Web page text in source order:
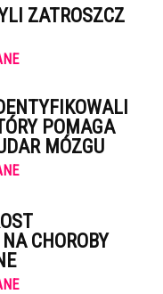
ZATROSZCZ
POMAGA
MÓZGU
CHOROBY